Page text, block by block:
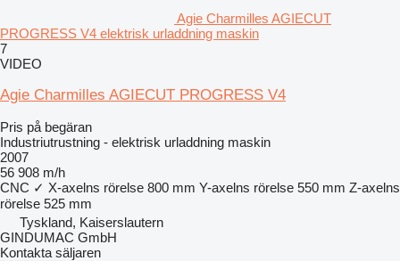
Agie Charmilles AGIECUT
PROGRESS V4 elektrisk urladdning maskin
7
VIDEO
Agie Charmilles AGIECUT PROGRESS V4
Pris på begäran
Industriutrustning - elektrisk urladdning maskin
2007
56 908 m/h
CNC ✓ X-axelns rörelse 800 mm Y-axelns rörelse 550 mm Z-axelns
rörelse 525 mm
Tyskland, Kaiserslautern
GINDUMAC GmbH
Kontakta säljaren